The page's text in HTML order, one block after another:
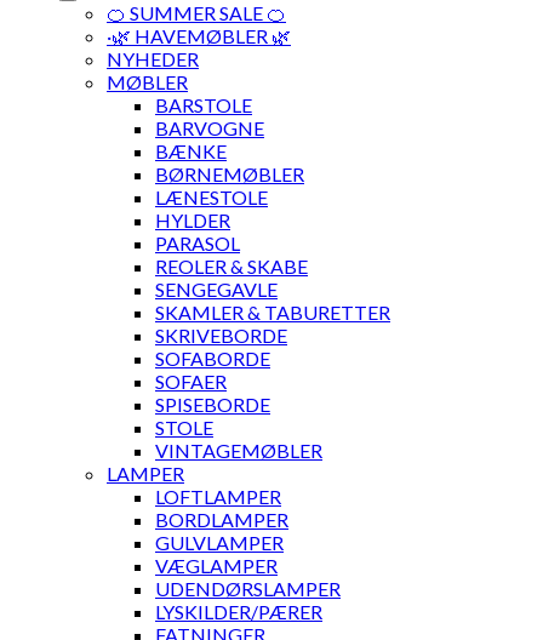
🍊 SUMMER SALE 🍊
·🌿 HAVEMØBLER 🌿
NYHEDER
MØBLER
BARSTOLE
BARVOGNE
BÆNKE
BØRNEMØBLER
LÆNESTOLE
HYLDER
PARASOL
REOLER & SKABE
SENGEGAVLE
SKAMLER & TABURETTER
SKRIVEBORDE
SOFABORDE
SOFAER
SPISEBORDE
STOLE
VINTAGEMØBLER
LAMPER
LOFTLAMPER
BORDLAMPER
GULVLAMPER
VÆGLAMPER
UDENDØRSLAMPER
LYSKILDER/PÆRER
FATNINGER